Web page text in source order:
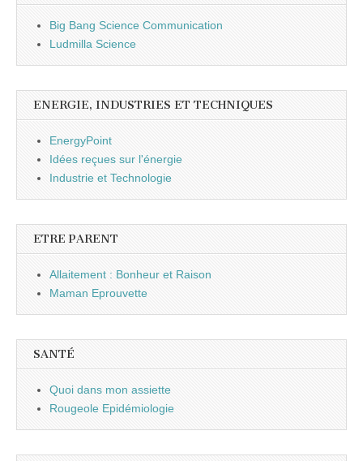
Big Bang Science Communication
Ludmilla Science
ENERGIE, INDUSTRIES ET TECHNIQUES
EnergyPoint
Idées reçues sur l'énergie
Industrie et Technologie
ETRE PARENT
Allaitement : Bonheur et Raison
Maman Eprouvette
SANTÉ
Quoi dans mon assiette
Rougeole Epidémiologie